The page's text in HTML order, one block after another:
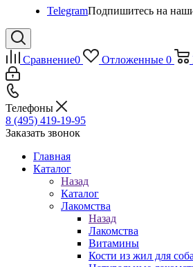
TelegramПодпишитесь на
Сравнение0 Отложенные 0
Телефоны
8 (495) 419-19-95
Заказать звонок
Главная
Каталог
Назад
Каталог
Лакомства
Назад
Лакомства
Витамины
Кости из жил для